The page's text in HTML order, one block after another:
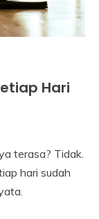
Hari
terasa? Tidak.
hari sudah